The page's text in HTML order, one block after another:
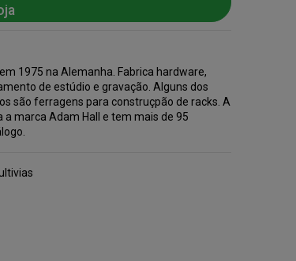
1975 na Alemanha. Fabrica hardware,
de estúdio e gravação. Alguns dos
são ferragens para construçpão de racks. A
a marca Adam Hall e tem mais de 95